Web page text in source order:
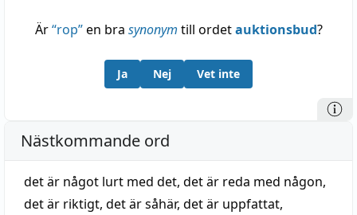
Är“rop”en bra synonym till ordetauktionsbud?
Ja Nej Vet inte
Nästkommande ord
det är något lurt med det, det är reda med någon,
det är riktigt, det är såhär, det är uppfattat,